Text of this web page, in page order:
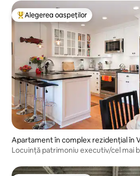
Locuință din topul categoriei Alegerea
Alegerea oaspeților
Apartament în complex rezidențial în
ver
Locuință patrimoniu executiv/cel mai